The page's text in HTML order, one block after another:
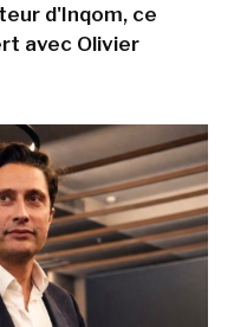
d'Inqom, ce
avec Olivier